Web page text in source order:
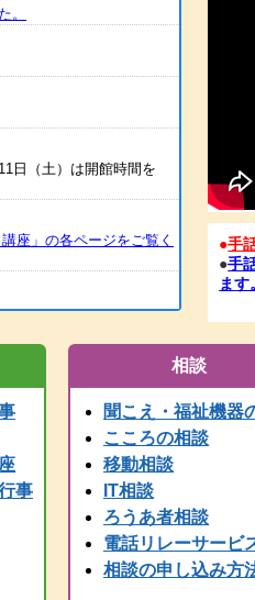
。
日（土）は開館時間を
座」の各ページをご覧く
ました
。
時点から、受信が可能と
庫県こどものきこえ相談
●手
●手
ます
事
相談
聞こえ・福祉機器
こころの相談
移動相談
IT相談
ろうあ者相談
電話リレーサービ
相談の申し込み方